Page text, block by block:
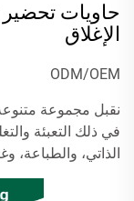
حاويات
الإغلاق
ODM/OEM
نقبل مجموعة
في ذلك التعبئة
الذاتي، والطباعة،